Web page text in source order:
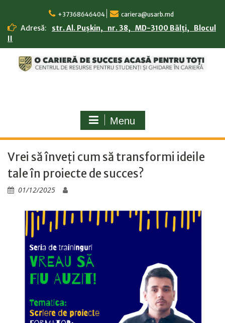
content
+37368646404 cariera@usarb.md
Adresă:
str. Al. Pușkin, nr. 38, MD-3100 Bălți, Blocul
II
Menu
Vrei să înveți cum să transformi ideile
tale în proiecte de succes?
01/12/2025